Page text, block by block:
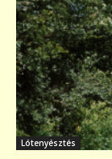
Lótenyésztés